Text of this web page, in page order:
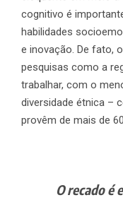
cognitivo é
habilidades
e inovação. De fato,
pesquisas como a
trabalhar, com o
diversidade étnica –
provêm de mais de
O recado é